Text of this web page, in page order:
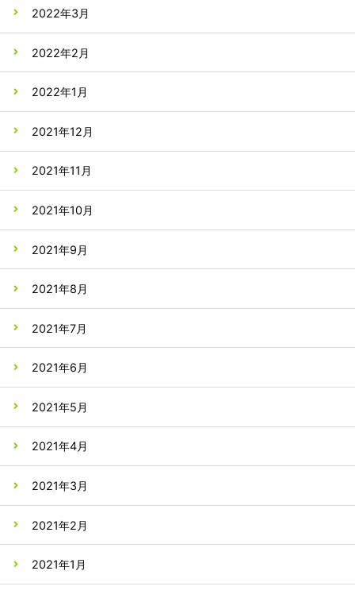
2022年3月
2022年2月
2022年1月
2021年12月
2021年11月
2021年10月
2021年9月
2021年8月
2021年7月
2021年6月
2021年5月
2021年4月
2021年3月
2021年2月
2021年1月